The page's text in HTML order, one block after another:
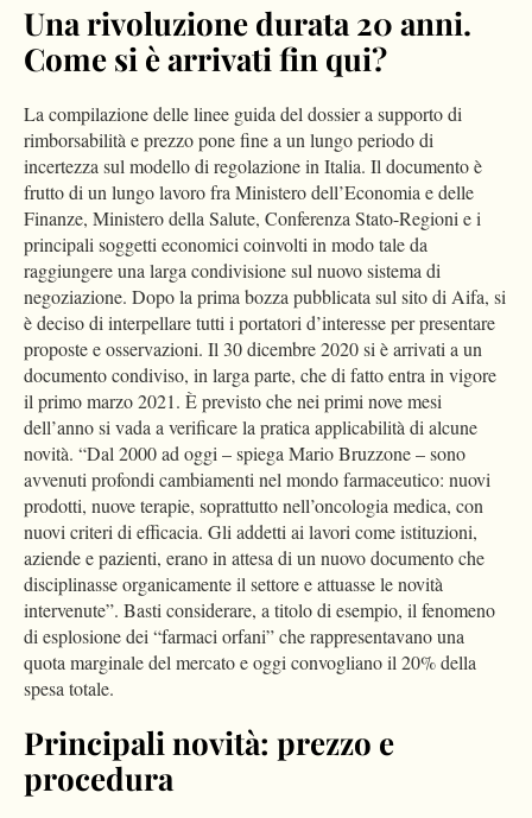
Una rivoluzione durata 20 anni.
Come si è arrivati fin qui?
La compilazione delle linee guida del dossier a supporto di
rimborsabilità e prezzo pone fine a un lungo periodo di
incertezza sul modello di regolazione in Italia. Il documento è
frutto di un lungo lavoro fra Ministero dell’Economia e delle
Finanze, Ministero della Salute, Conferenza Stato-Regioni e i
principali soggetti economici coinvolti in modo tale da
raggiungere una larga condivisione sul nuovo sistema di
negoziazione. Dopo la prima bozza pubblicata sul sito di Aifa, si
è deciso di interpellare tutti i portatori d’interesse per presentare
proposte e osservazioni. Il 30 dicembre 2020 si è arrivati a un
documento condiviso, in larga parte, che di fatto entra in vigore
il primo marzo 2021. È previsto che nei primi nove mesi
dell’anno si vada a verificare la pratica applicabilità di alcune
novità. “Dal 2000 ad oggi – spiega Mario Bruzzone – sono
avvenuti profondi cambiamenti nel mondo farmaceutico: nuovi
prodotti, nuove terapie, soprattutto nell’oncologia medica, con
nuovi criteri di efficacia. Gli addetti ai lavori come istituzioni,
aziende e pazienti, erano in attesa di un nuovo documento che
disciplinasse organicamente il settore e attuasse le novità
intervenute”. Basti considerare, a titolo di esempio, il fenomeno
di esplosione dei “farmaci orfani” che rappresentavano una
quota marginale del mercato e oggi convogliano il 20% della
spesa totale.
Principali novità: prezzo e
procedura